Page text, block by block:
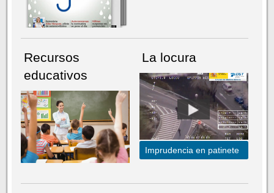
Recursos
educativos
La locura
Imprudencia en patinete